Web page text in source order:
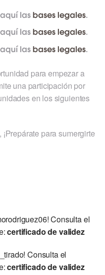
aquí las bases legales.
las bases legales.
aquí las bases legales.
para empezar a
una participación por
en los siguientes
para sumergirte
Consultael
certificado de validez
Consultael
certificado de validez